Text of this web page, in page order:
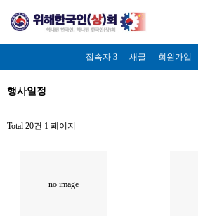
접속자 3 새글 회원가입
행사일정
Total 20건 1 페이지
no image